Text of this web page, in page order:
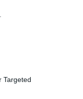
Targeted
újra egy ’60-
karaktere
700 órányi